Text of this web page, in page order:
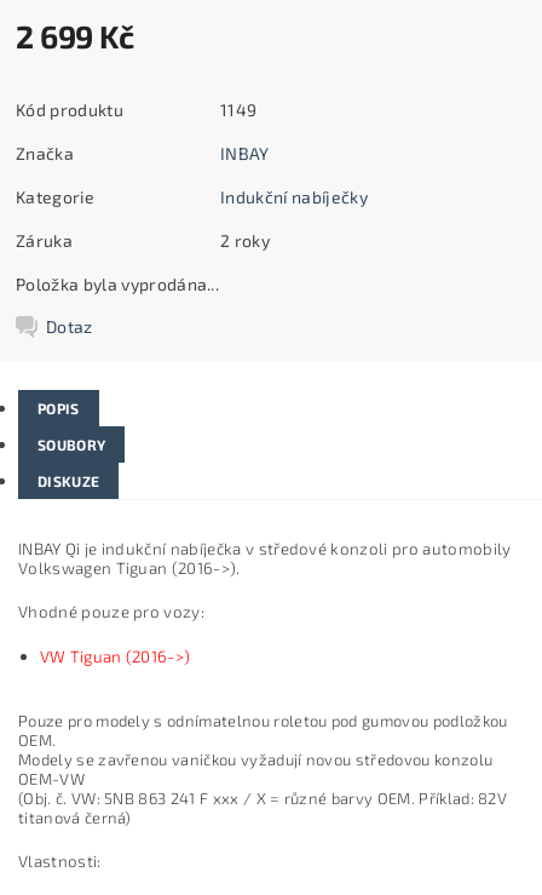
2 699 Kč
Kód produktu 1149
Značka INBAY
Kategorie Indukční nabíječky
Záruka 2 roky
Položka byla vyprodána...
Dotaz
POPIS
SOUBORY
DISKUZE
INBAY Qi je indukční nabíječka v středové konzoli pro automobily
Volkswagen Tiguan (2016->).
Vhodné pouze pro vozy:
VW Tiguan (2016->)
Pouze pro modely s odnímatelnou roletou pod gumovou podložkou
OEM.
Modely se zavřenou vaničkou vyžadují novou středovou konzolu
OEM-VW
(Obj. č. VW: 5NB 863 241 F xxx / X = různé barvy OEM. Příklad: 82V
titanová černá)
Vlastnosti: